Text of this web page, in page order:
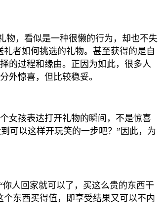
物，看似是一种很懒的行为，却也不失
者如何挑选的礼物。甚至获得的是自
的过程和缘由。正因为如此，很多人
外惊喜，但比较稳妥。
女孩表达打开礼物的瞬间，不是惊喜
可以这样开玩笑的一步吧？”因此，为
人回家就可以了，买这么贵的东西干
东西买得值，即享受结果又可以不内